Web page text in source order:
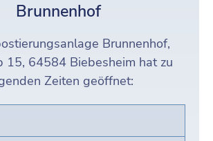
Brunnenhof
Brunnenhof,
15, 64584 Biebesheim hat zu
Zeiten geöffnet: